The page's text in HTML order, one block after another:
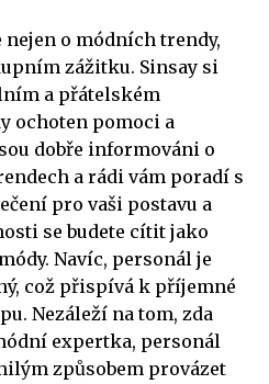
nejen o módních trendy,
zážitku. Sinsay si
a přátelském
ochoten pomoci a
dobře informováni o
a rádi vám poradí s
pro vaši postavu a
se budete cítit jako
Navíc, personál je
což přispívá k příjemné
Nezáleží na tom, zda
expertka, personál
způsobem provázet